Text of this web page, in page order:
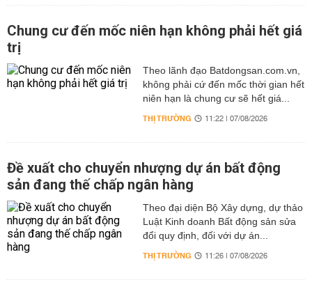
Chung cư đến mốc niên hạn không phải hết giá
trị
Theo lãnh đạo Batdongsan.com.vn,
không phải cứ đến mốc thời gian hết
niên hạn là chung cư sẽ hết giá...
THỊ TRƯỜNG 11:22 | 07/08/2026
Đề xuất cho chuyển nhượng dự án bất động
sản đang thế chấp ngân hàng
Theo đại diện Bộ Xây dựng, dự thảo
Luật Kinh doanh Bất động sản sửa
đổi quy định, đối với dự án...
THỊ TRƯỜNG 11:26 | 07/08/2026